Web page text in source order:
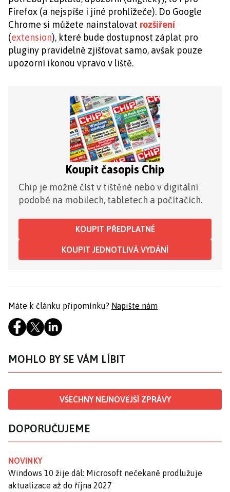
Firefox (a nejspíše i jiné prohlížeče). Do Google
Chrome si můžete nainstalovat rozšíření
(extension), které bude dostupnost záplat pro
pluginy pravidelně zjišťovat samo, avšak pouze
upozorní ikonou vpravo v liště.
Koupit časopis Chip
Chip je možné číst v tištěné nebo v digitální
podobě na mobilech, tabletech a počítačích.
KOUPIT PŘEDPLATNÉ
KOUPIT JEDNOTLIVÁ VYDÁNÍ
Máte k článku připomínku? Napište nám
MOHLO BY SE VÁM LÍBIT
VŠECHNY NEJNOVĚJŠÍ ZPRÁVY
DOPORUČUJEME
NOVINKY
Windows 10 žije dál: Microsoft nečekaně prodlužuje
aktualizace až do října 2027